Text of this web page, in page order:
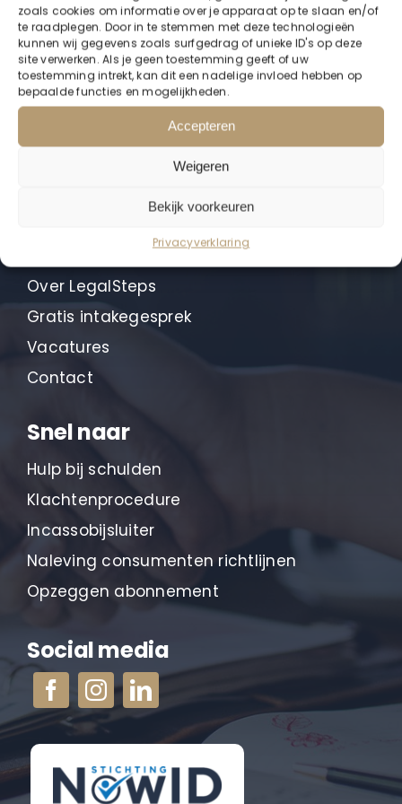
zoals cookies om informatie over je apparaat op te slaan en/of
te raadplegen. Door in te stemmen met deze technologieën
kunnen wij gegevens zoals surfgedrag of unieke ID's op deze
site verwerken. Als je geen toestemming geeft of uw
toestemming intrekt, kan dit een nadelige invloed hebben op
bepaalde functies en mogelijkheden.
Accepteren
Weigeren
Bekijk voorkeuren
Privacyverklaring
3194 AM Hoogvliet Rotterdam
010 322 0812
info@legalsteps.legal
Over LegalSteps
Gratis intakegesprek
Vacatures
Contact
Snel naar
Hulp bij schulden
Klachtenprocedure
Incassobijsluiter
Naleving consumenten richtlijnen
Opzeggen abonnement
Social media